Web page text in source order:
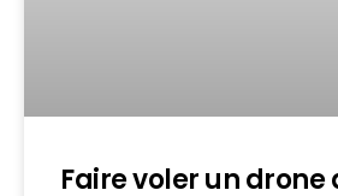
Faire voler un drone